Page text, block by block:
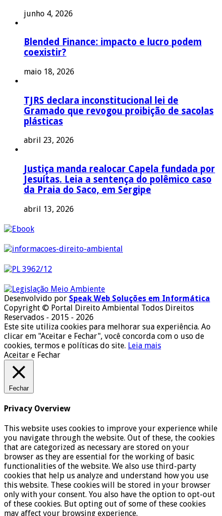
junho 4, 2026
Blended Finance: impacto e lucro podem
coexistir?
maio 18, 2026
TJRS declara inconstitucional lei de
Gramado que revogou proibição de sacolas
plásticas
abril 23, 2026
Justiça manda realocar Capela fundada por
Jesuítas. Leia a sentença do polêmico caso
da Praia do Saco, em Sergipe
abril 13, 2026
Desenvolvido por Speak Web Soluções em Informática
Copyright © Portal Direito Ambiental Todos Direitos
Reservados - 2015 - 2026
Este site utiliza cookies para melhorar sua experiência. Ao
clicar em "Aceitar e Fechar", você concorda com o uso de
cookies, termos e políticas do site. Leia mais
Aceitar e Fechar
Fechar
Privacy Overview
This website uses cookies to improve your experience while
you navigate through the website. Out of these, the cookies
that are categorized as necessary are stored on your
browser as they are essential for the working of basic
functionalities of the website. We also use third-party
cookies that help us analyze and understand how you use
this website. These cookies will be stored in your browser
only with your consent. You also have the option to opt-out
of these cookies. But opting out of some of these cookies
may affect your browsing experience.